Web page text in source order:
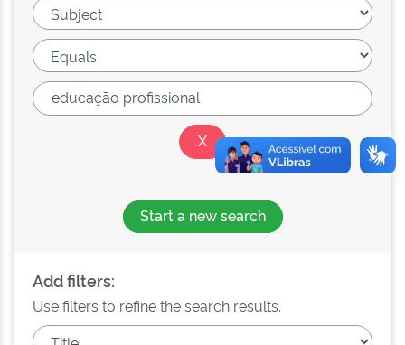
Start a new search
Add filters:
Use filters to refine the search results.